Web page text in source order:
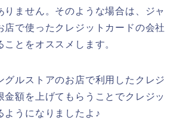
りません。そのような場合は、ジャ
店で使ったクレジットカードの会社
とをオススメします。
グルストアのお店で利用したクレジ
金額を上げてもらうことでクレジッ
ようになりましたよ♪